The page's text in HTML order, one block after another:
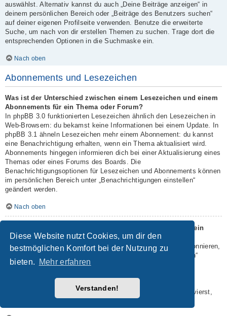
Diese Website nutzt Cookies, um dir den
bestmöglichen Komfort bei der Nutzung zu
bieten.
Mehr erfahren
Verstanden!
auswählst. Alternativ kannst du auch „Deine Beiträge anzeigen“ in
deinem persönlichen Bereich oder „Beiträge des Benutzers suchen“
auf deiner eigenen Profilseite verwenden. Benutze die erweiterte
Suche, um nach von dir erstellen Themen zu suchen. Trage dort die
entsprechenden Optionen in die Suchmaske ein.
Nach oben
Abonnements und Lesezeichen
Was ist der Unterschied zwischen einem Lesezeichen und einem
Abonnements für ein Thema oder Forum?
In phpBB 3.0 funktionierten Lesezeichen ähnlich den Lesezeichen in
Web-Browsern: du bekamst keine Informationen bei einem Update. In
phpBB 3.1 ähneln Lesezeichen mehr einem Abonnement: du kannst
eine Benachrichtigung erhalten, wenn ein Thema aktualisiert wird.
Abonnements hingegen informieren dich bei einer Aktualisierung eines
Themas oder eines Forums des Boards. Die
Benachrichtigungsoptionen für Lesezeichen und Abonnements können
im persönlichen Bereich unter „Benachrichtigungen einstellen“
geändert werden.
Nach oben
Wie kann ich ein Lesezeichen auf ein Thema setzen oder ein
Thema abonnieren?
Du kannst ein Lesezeichen auf ein Thema setzen oder es abonnieren,
in dem du die entsprechende Option in den „Themen-Optionen“
auswählst, die sich normalerweise ober- und unterhalb des
benachrichtigen, sobald eine Antwort geschrieben wurde“ aktivierst,